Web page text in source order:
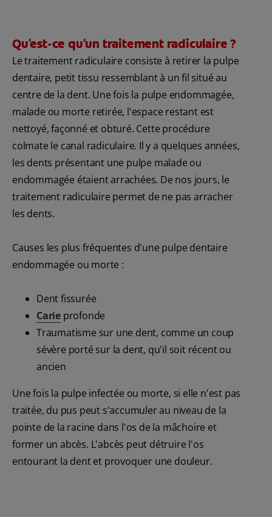
Qu'est-ce qu'un traitement radiculaire ?
Le traitement radiculaire consiste à retirer la pulpe
dentaire, petit tissu ressemblant à un fil situé au
centre de la dent. Une fois la pulpe endommagée,
malade ou morte retirée, l'espace restant est
nettoyé, façonné et obturé. Cette procédure
colmate le canal radiculaire. Il y a quelques années,
les dents présentant une pulpe malade ou
endommagée étaient arrachées. De nos jours, le
traitement radiculaire permet de ne pas arracher
les dents.
Causes les plus fréquentes d'une pulpe dentaire
endommagée ou morte :
Dent fissurée
Carie profonde
Traumatisme sur une dent, comme un coup
sévère porté sur la dent, qu'il soit récent ou
ancien
Une fois la pulpe infectée ou morte, si elle n'est pas
traitée, du pus peut s'accumuler au niveau de la
pointe de la racine dans l'os de la mâchoire et
former un abcès. L'abcès peut détruire l'os
entourant la dent et provoquer une douleur.